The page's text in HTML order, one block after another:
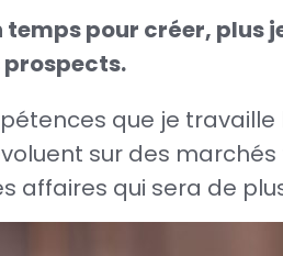
temps pour créer, plus
prospects.
que je
sur des
affaires qui sera de